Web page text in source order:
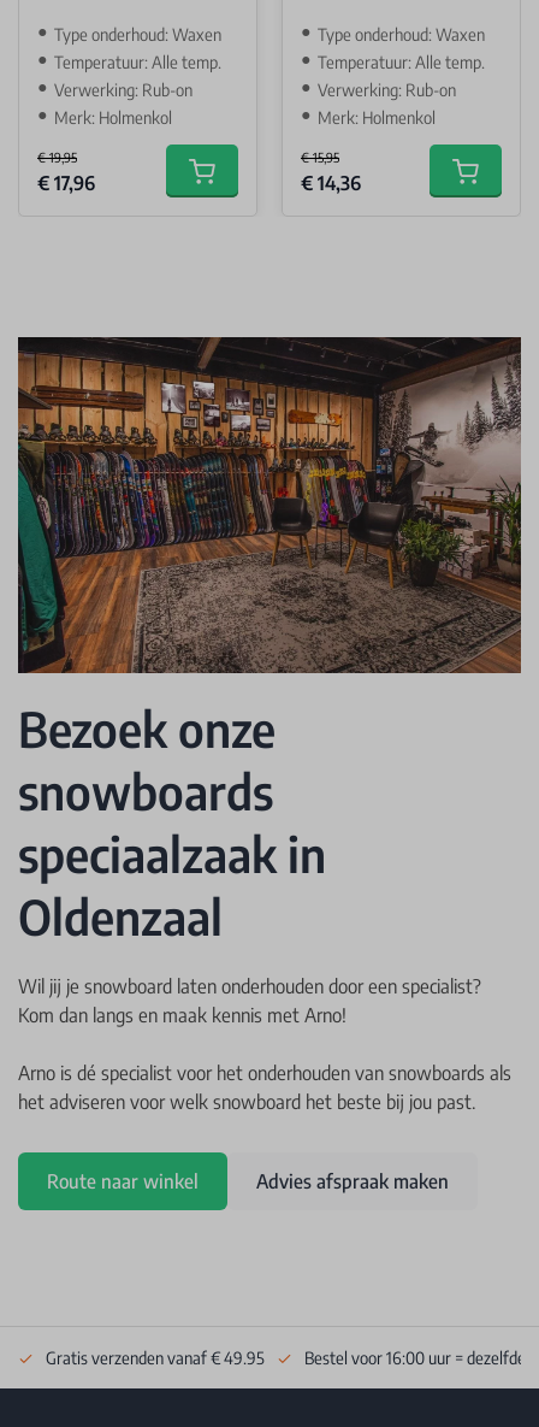
Type onderhoud: Waxen
Temperatuur: Alle temp.
Verwerking: Rub-on
Merk: Holmenkol
€ 19,95
Special Price
€ 17,96 Add to cart
Type onderhoud: Waxen
Temperatuur: Alle temp.
Verwerking: Rub-on
Merk: Holmenkol
€ 15,95
Special Price
€ 14,36 Add to
Bezoek onze
snowboards
speciaalzaak in
Oldenzaal
Wil jij je snowboard laten onderhouden door een specialist?
Kom dan langs en maak kennis met Arno!
Arno is dé specialist voor het onderhouden van snowboards als
het adviseren voor welk snowboard het beste bij jou past.
Route naar winkel Advies afspraak maken
Gratis verzenden vanaf € 49.95 Bestel voor 16:00 uur = dezelfde